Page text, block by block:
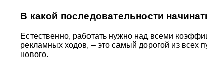
В какой последовательности
Естественно, работать нужно над всеми
рекламных ходов, – это самый дорогой из всех
нового.